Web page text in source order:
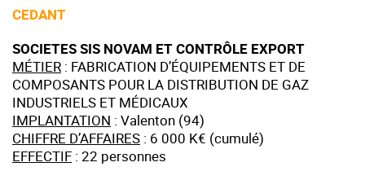
CEDANT
SOCIETES SIS NOVAM ET CONTRÔLE EXPORT
MÉTIER : FABRICATION D’ÉQUIPEMENTS ET DE
COMPOSANTS POUR LA DISTRIBUTION DE GAZ
INDUSTRIELS ET MÉDICAUX
IMPLANTATION : Valenton (94)
CHIFFRE D’AFFAIRES : 6 000 K€ (cumulé)
EFFECTIF : 22 personnes